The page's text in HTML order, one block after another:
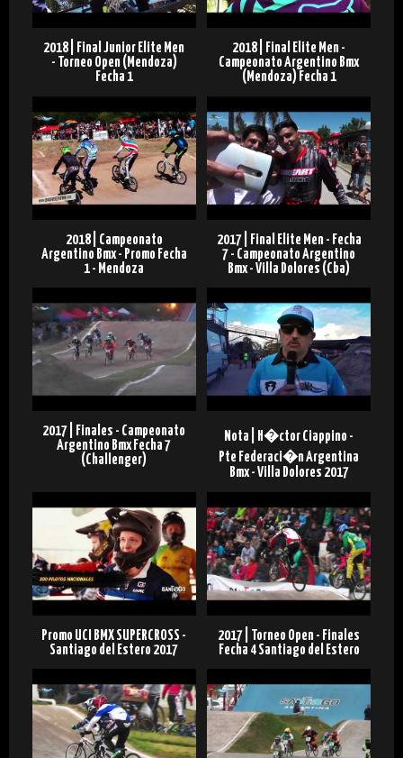
2018 | Final Junior Elite Men
- Torneo Open (Mendoza)
Fecha 1
2018 | Final Elite Men -
Campeonato Argentino Bmx
(Mendoza) Fecha 1
2018 | Campeonato
Argentino Bmx - Promo Fecha
1 - Mendoza
2017 | Final Elite Men - Fecha
7 - Campeonato Argentino
Bmx - Villa Dolores (Cba)
2017 | Finales - Campeonato
Argentino Bmx Fecha 7
(Challenger)
Nota | H�ctor Ciappino -
Pte Federaci�n Argentina
Bmx - Villa Dolores 2017
Promo UCI BMX SUPERCROSS -
Santiago del Estero 2017
2017 | Torneo Open - Finales
Fecha 4 Santiago del Estero